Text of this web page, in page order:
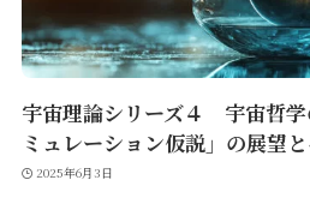
宇宙理論シリーズ４ 宇宙哲
ミュレーション仮説」の展望
2025年6月3日